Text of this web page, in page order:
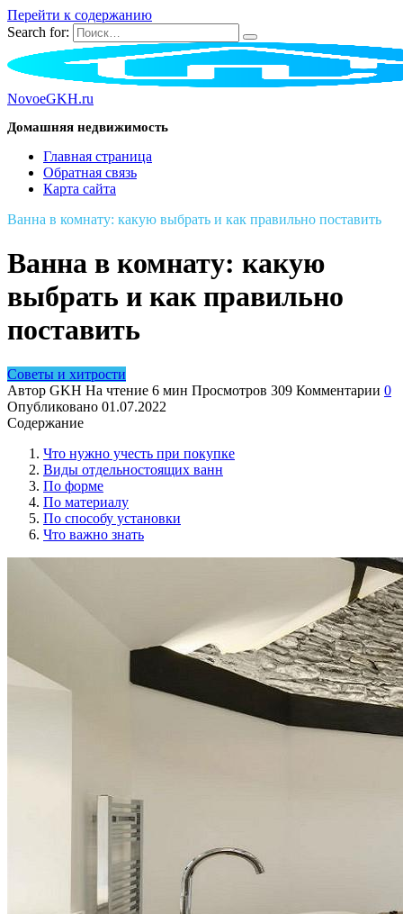
Перейти к содержанию
Search for:
NovoeGKH.ru
Домашняя недвижимость
Главная страница
Обратная связь
Карта сайта
Ванна в комнату: какую выбрать и как правильно поставить
Ванна в комнату: какую
выбрать и как правильно
поставить
Советы и хитрости
Автор GKH На чтение 6 мин Просмотров 309 Комментарии 0
Опубликовано 01.07.2022
Содержание
Что нужно учесть при покупке
Виды отдельностоящих ванн
По форме
По материалу
По способу установки
Что важно знать